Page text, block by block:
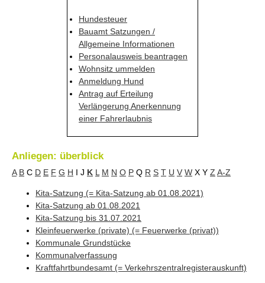
Hundesteuer
Bauamt Satzungen /
Allgemeine Informationen
Personalausweis beantragen
Wohnsitz ummelden
Anmeldung Hund
Antrag auf Erteilung
Verlängerung Anerkennung
einer Fahrerlaubnis
Anliegen: überblick
A B C D E F G H I J K L M N O P Q R S T U V W X Y Z A-Z
Kita-Satzung (= Kita-Satzung ab 01.08.2021)
Kita-Satzung ab 01.08.2021
Kita-Satzung bis 31.07.2021
Kleinfeuerwerke (private) (= Feuerwerke (privat))
Kommunale Grundstücke
Kommunalverfassung
Kraftfahrtbundesamt (= Verkehrszentralregisterauskunft)